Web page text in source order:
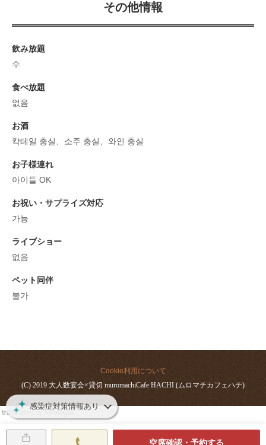
感染症対策情報あり
その他情報
飲み放題
수
食べ放題
없음
お酒
칵테일 충실、소주 충실、와인 충실
お子様連れ
아이들 OK
お祝い・サプライズ対応
가능
ライブショー
없음
ペット同伴
불가
Cookie利用について
(C) 2019 大人数宴会×貸切 muromachiCafe HACHI (ムロマチカフェハチ)
空席確認・予約する